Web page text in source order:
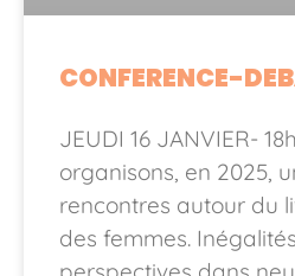
CONFERENCE-
JEUDI 16 JANVIER-
organisons, en 2025,
rencontres autour du
des femmes.